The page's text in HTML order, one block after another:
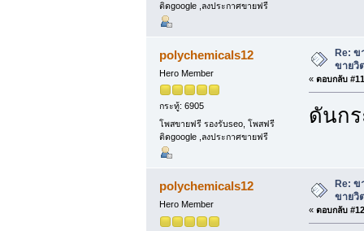
ติดgoogle ,ลงประกาศขายฟรี
polychemicals12
Hero Member
กระทู้: 6905
โพสขายฟรี รองรับseo, โพสฟรี
ติดgoogle ,ลงประกาศขายฟรี
Re: ข
ขายวิ
« ตอบกลับ
ดันก
polychemicals12
Hero Member
Re: ข
ขายวิ
« ตอบกลับ